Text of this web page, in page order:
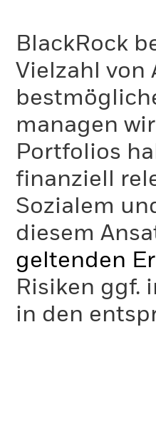
BlackRock
Vielzahl von
managen
Portfolios
finanziell
Sozialem
diesem
geltenden
Risiken ggf.
in den